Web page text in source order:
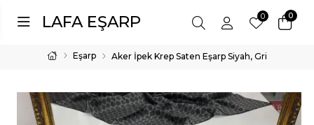
LAFA EŞARP 0
0
Eşarp Aker İpek Krep Saten Eşarp Siyah, Gri